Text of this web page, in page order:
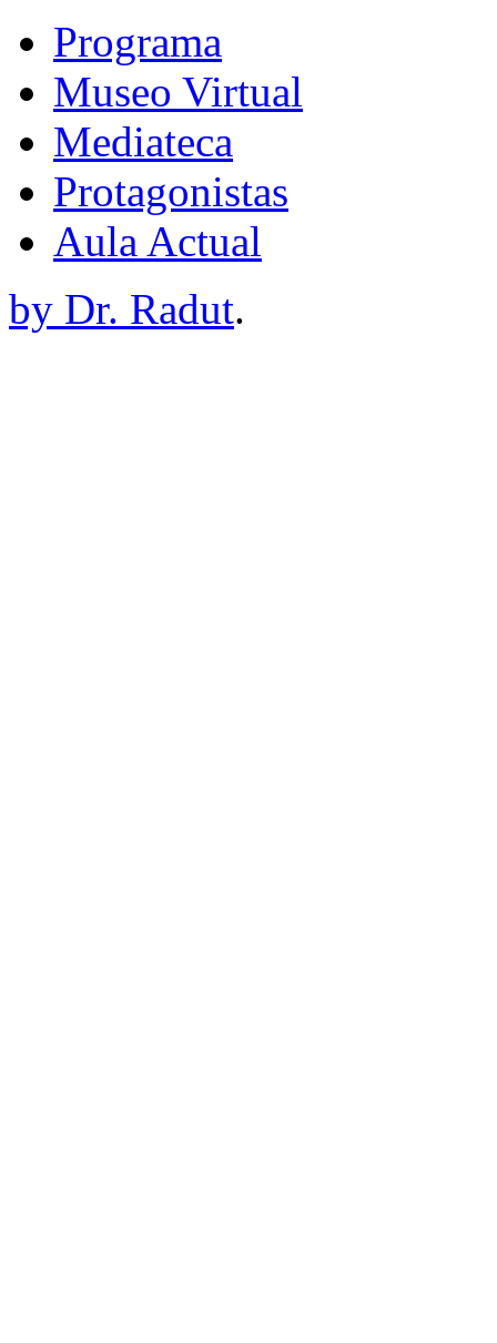
Programa
Museo Virtual
Mediateca
Protagonistas
Aula Actual
by Dr. Radut.